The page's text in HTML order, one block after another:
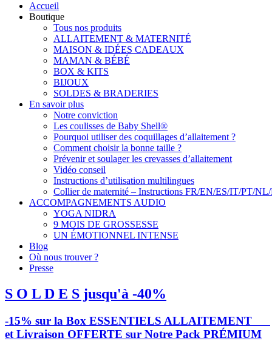
Accueil
Boutique
Tous nos produits
ALLAITEMENT & MATERNITÉ
MAISON & IDÉES CADEAUX
MAMAN & BÉBÉ
BOX & KITS
BIJOUX
SOLDES & BRADERIES
En savoir plus
Notre conviction
Les coulisses de Baby Shell®
Pourquoi utiliser des coquillages d’allaitement ?
Comment choisir la bonne taille ?
Prévenir et soulager les crevasses d’allaitement
Vidéo conseil
Instructions d’utilisation multilingues
Collier de maternité – Instructions FR/EN/ES/IT/PT/
ACCOMPAGNEMENTS AUDIO
YOGA NIDRA
9 MOIS DE GROSSESSE
UN ÉMOTIONNEL INTENSE
Blog
Où nous trouver ?
Presse
S O L D E S jusqu'à -40%
-15% sur la Box ESSENTIELS ALLAITEMENT
et Livraison OFFERTE sur Notre Pack PRÉMIUM